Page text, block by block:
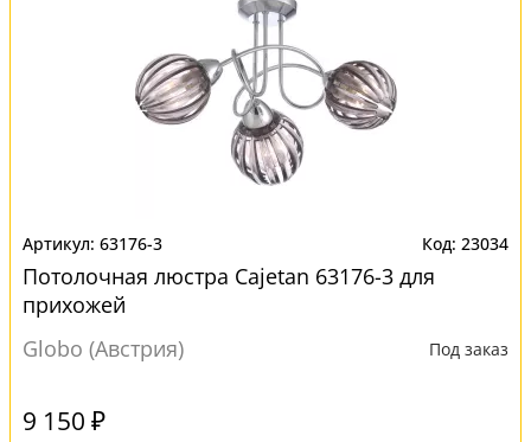
63176-3 23034
Потолочная люстра Cajetan 63176-3 для
прихожей
Globo (Австрия)
Под заказ
9 150 ₽